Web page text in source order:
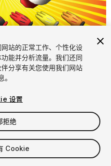
/5站的正常工作、个性化设
能并分析流量。我们还同
分享有关您使用我们网站
。
设置
拒绝
Cookie